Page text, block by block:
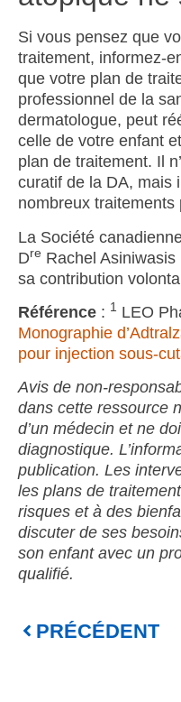
Si vous pensez que
traitement, informez-
que votre plan de
professionnel de la
dermatologue, peut
celle de votre enfant
plan de traitement. Il
curatif de la DA, mais
nombreux
La Société
Dre Rachel
sa contribution
Référence : 1 LEO
Monographie d’
pour injection sous-
Avis de non-
dans cette ressource
d’un médecin et ne
diagnostique.
publication. Les
les plans de
risques et à des
discuter de ses
son enfant avec un
qualifié.
PRÉCÉDENT